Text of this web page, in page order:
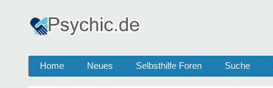
Home Neues Selbsthilfe Foren Suche